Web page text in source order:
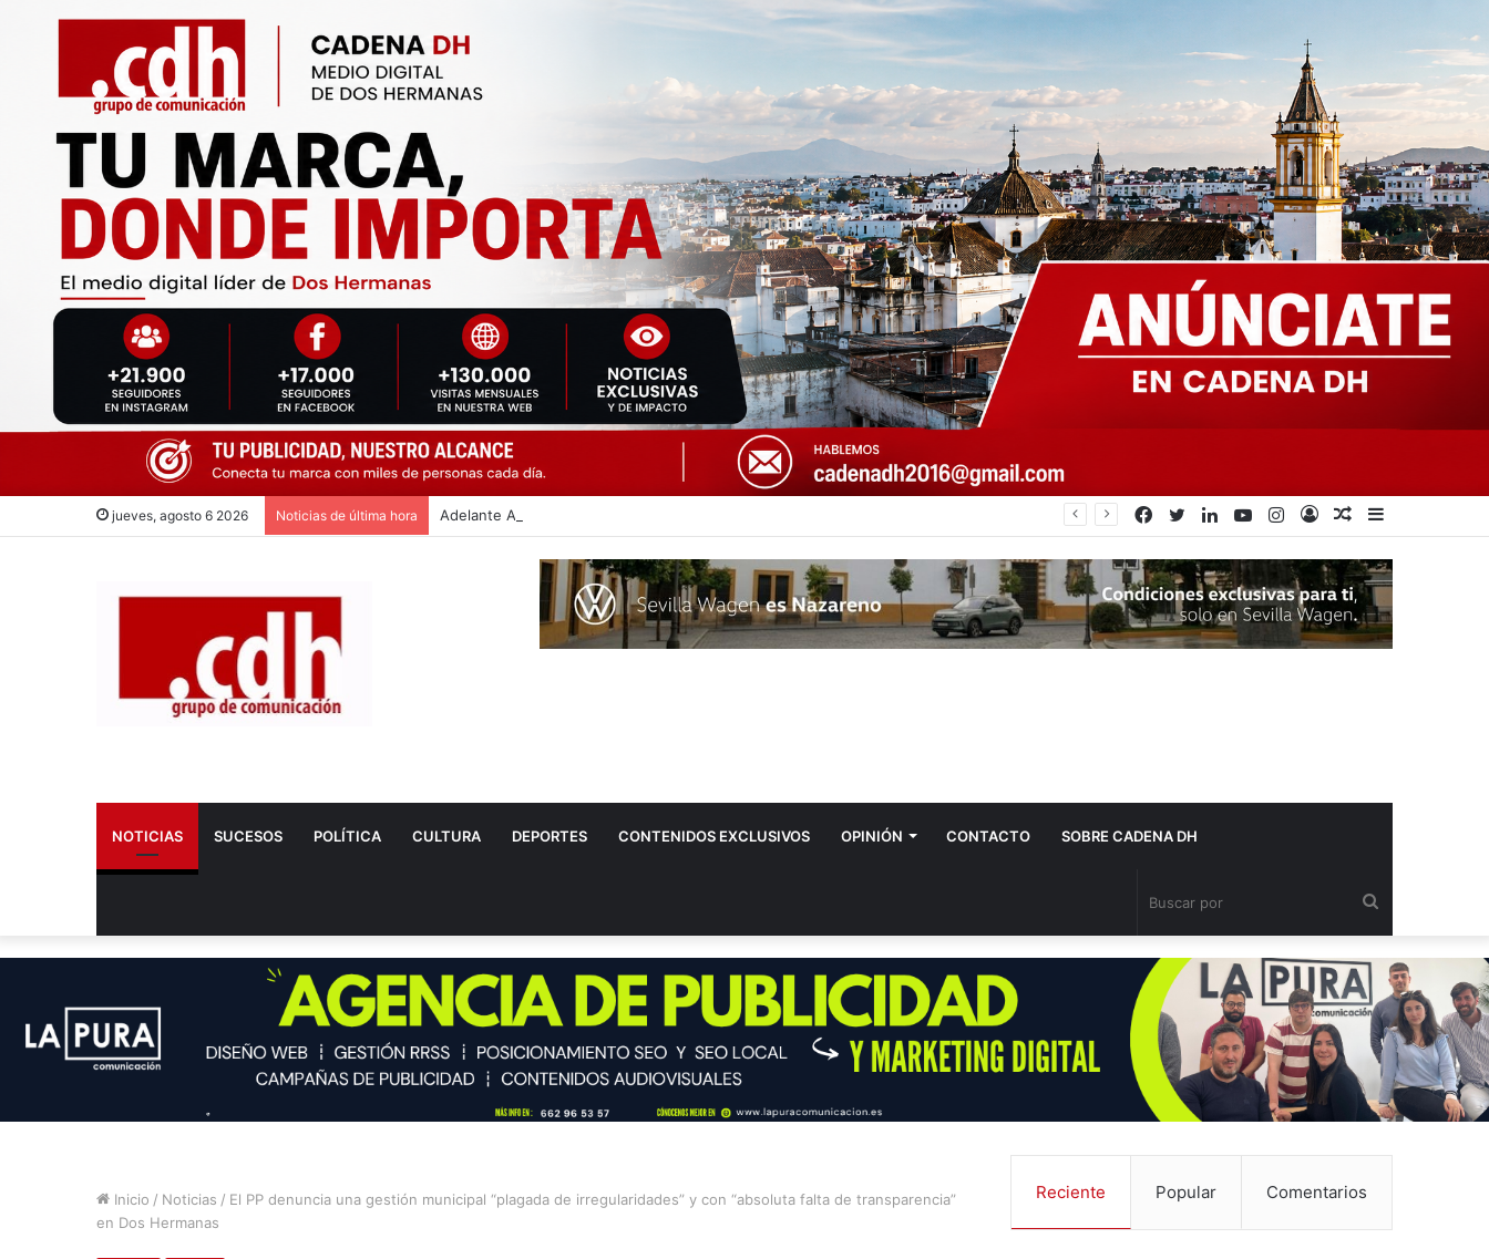
jueves, agosto 6 2026 Noticias de última hora
Barra
Publicación
azar
Acceso
Instagram
YouTube
LinkedIn
Twitter
Facebook
NOTICIAS SUCESOS POLÍTICA CULTURA DEPORTES CONTENIDOS EXCLUSIVOS OPINIÓN CONTACTO SOBRE CADENA DH
por
Inicio / Noticias / El PP denuncia una gestión municipal “plagada de irregularidades” y con “absoluta falta de transparencia”
en Dos Hermanas
Reciente Popular Comentarios